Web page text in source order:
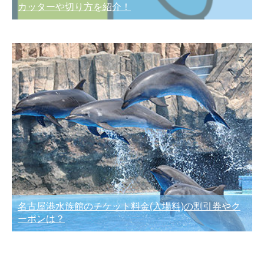
カッターや切り方を紹介！
名古屋港水族館のチケット料金(入場料)の割引券やク
ーポンは？